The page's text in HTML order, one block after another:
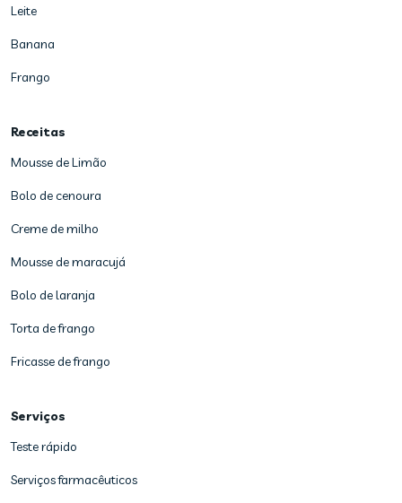
Leite
Banana
Frango
Receitas
Mousse de Limão
Bolo de cenoura
Creme de milho
Mousse de maracujá
Bolo de laranja
Torta de frango
Fricasse de frango
Serviços
Teste rápido
Serviços farmacêuticos